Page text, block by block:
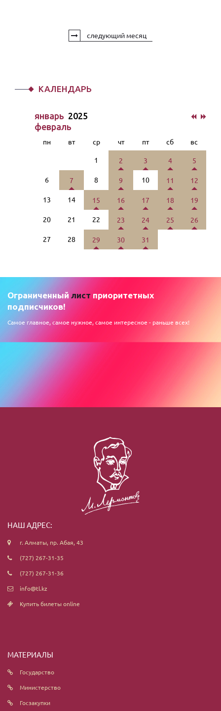
следующий месяц
КАЛЕНДАРЬ
январь 2025
февраль
пн вт ср чт пт сб вс
1 2 3 4 5
6 7 8 9 10 11 12
13 14 15 16 17 18 19
20 21 22 23 24 25 26
27 28 29 30 31
Ограниченный лист приоритетных
подписчиков!
Самое главное, самое нужное, самое интересное - раньше всех!
НАШ АДРЕС:
г. Алматы, пр. Абая, 43
(727) 267-31-35
(727) 267-31-36
info@tl.kz
Купить билеты online
МАТЕРИАЛЫ
Государство
Министерство
Госзакупки